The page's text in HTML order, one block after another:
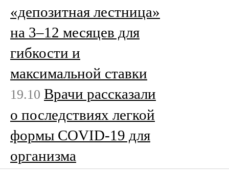
«депозитная лестница»
на 3–12 месяцев для
гибкости и
максимальной ставки
19.10 Врачи рассказали
о последствиях легкой
формы COVID-19 для
организма